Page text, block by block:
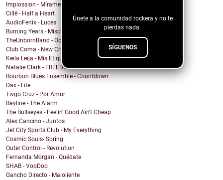
Únete a la comunidad rockera y no te
pierdas nada.
SÍGUENOS
Implossion - Mírame
Cillë - Half a Heart
AudioFenix - Luces
Burning Years - Misprint (Be Honest)
TheUnbornBand - October Disaster
Club Coma - New Cruelty
Keila Leija - Mis Etiquetas
Natalie Clark - FREEDOM
Bourbon Blues Ensemble - Countdown
Dax - Life
Tivgo Cruz - Por Amor
Bayline - The Alarm
The Bullseyes - Feelin' Good Ain't Cheap
Alex Cancino - Juntos
Jet City Sports Club - My Everything
Cosmic Souls- Spring
Outer Control - Revolution
Fernanda Morgan - Quédate
SHAB - VooDoo
Gancho Directo - Maloliente